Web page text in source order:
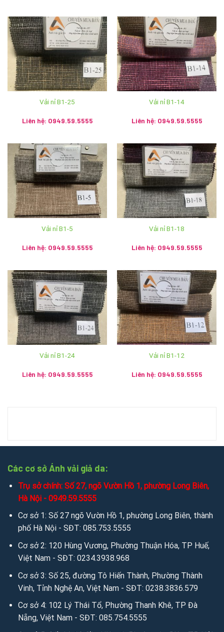
Vải nỉ B1-25
Liên hệ: 0949.59.5555
Vải nỉ B1-14
Liên hệ: 0949.59.5555
Vải nỉ B1-5
Liên hệ: 0949.59.5555
Vải nỉ B1-18
Liên hệ: 0949.59.5555
Vải nỉ B1-24
Liên hệ: 0949.59.5555
Vải nỉ B1-12
Liên hệ: 0949.59.5555
Các cơ sở Ánh vải giả da:
Trụ sở chính: Số 27, ngõ Vườn Hồ 1, phường Long Biên,
Hà Nội - 0949.59.5555
Cơ sở 1: Số 27 ngõ Vườn Hồ 1, phường Long Biên, thành
phố Hà Nội - SĐT: 085.753.5555
Cơ sở 2: 120 Hùng Vương, Phường Thuận Hóa, TP Huế,
Việt Nam - SĐT: 0234.3938.968
Cơ sở 3: Số 25, đường Tô Hiến Thành, Phường Thành
Vinh, Tỉnh Nghệ An, Việt Nam - SĐT: 0238.3836.579
Cơ sở 4: 102 Lý Thái Tổ, Phường Thanh Khê, TP Đà
Nẵng, Việt Nam - SĐT: 085.754.5555